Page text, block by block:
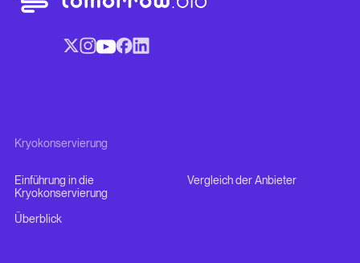
Kryokonservierung
Einführung in die
Kryokonservierung
Vergleich der Anbieter
Überblick